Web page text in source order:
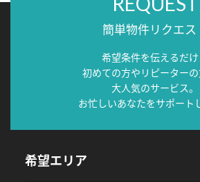
簡単物件リクエス
希望条件を伝えるだけ
初めての方やリピーター
大人気のサービス。
お忙しいあなたをサポート
希望エリア